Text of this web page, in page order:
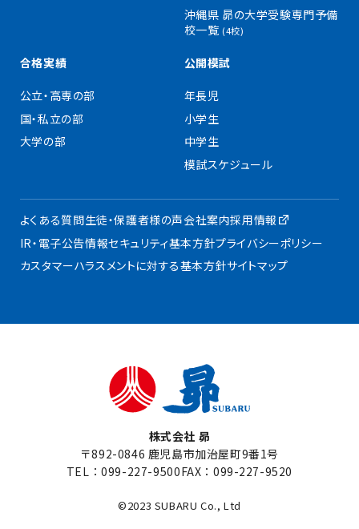
沖縄県 昴の大学受験専門予備
校一覧 (4校)
合格実績
公立・高専の部
国・私立の部
大学の部
公開模試
年長児
小学生
中学生
模試スケジュール
よくある質問生徒・保護者様の声会社案内採用情報
IR・電子公告情報セキュリティ基本方針プライバシーポリシー
カスタマーハラスメントに対する基本方針サイトマップ
株式会社 昴
〒892-0846 鹿児島市加治屋町9番1号
TEL：099-227-9500FAX：099-227-9520
©2023 SUBARU Co., Ltd